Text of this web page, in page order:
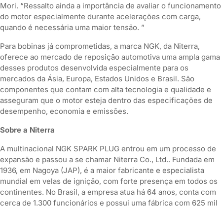
Mori. “Ressalto ainda a importância de avaliar o funcionamento
do motor especialmente durante acelerações com carga,
quando é necessária uma maior tensão. ”
Para bobinas já comprometidas, a marca NGK, da Niterra,
oferece ao mercado de reposição automotiva uma ampla gama
desses produtos desenvolvida especialmente para os
mercados da Ásia, Europa, Estados Unidos e Brasil. São
componentes que contam com alta tecnologia e qualidade e
asseguram que o motor esteja dentro das especificações de
desempenho, economia e emissões.
Sobre a Niterra
A multinacional NGK SPARK PLUG entrou em um processo de
expansão e passou a se chamar Niterra Co., Ltd.. Fundada em
1936, em Nagoya (JAP), é a maior fabricante e especialista
mundial em velas de ignição, com forte presença em todos os
continentes. No Brasil, a empresa atua há 64 anos, conta com
cerca de 1.300 funcionários e possui uma fábrica com 625 mil